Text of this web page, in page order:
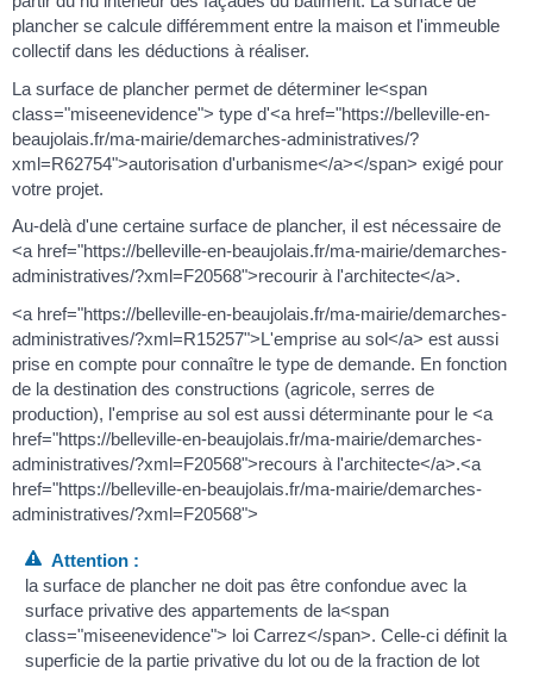
plancher se calcule différemment entre la maison et l'immeuble
collectif dans les déductions à réaliser.
La surface de plancher permet de déterminer le<span
class="miseenevidence"> type d'<a href="https://belleville-en-
beaujolais.fr/ma-mairie/demarches-administratives/?
xml=R62754">autorisation d'urbanisme</a></span> exigé pour
votre projet.
Au-delà d'une certaine surface de plancher, il est nécessaire de
<a href="https://belleville-en-beaujolais.fr/ma-mairie/demarches-
administratives/?xml=F20568">recourir à l'architecte</a>.
<a href="https://belleville-en-beaujolais.fr/ma-mairie/demarches-
administratives/?xml=R15257">L'emprise au sol</a> est aussi
prise en compte pour connaître le type de demande. En fonction
de la destination des constructions (agricole, serres de
production), l'emprise au sol est aussi déterminante pour le <a
href="https://belleville-en-beaujolais.fr/ma-mairie/demarches-
administratives/?xml=F20568">recours à l'architecte</a>.<a
href="https://belleville-en-beaujolais.fr/ma-mairie/demarches-
administratives/?xml=F20568">
Attention :
la surface de plancher ne doit pas être confondue avec la
surface privative des appartements de la<span
class="miseenevidence"> loi Carrez</span>. Celle-ci définit la
superficie de la partie privative du lot ou de la fraction de lot